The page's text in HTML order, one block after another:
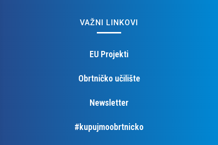
VAŽNI LINKOVI
EU Projekti
Obrtničko učilište
Newsletter
#kupujmoobrtnicko